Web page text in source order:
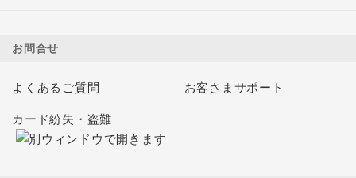
お問合せ
よくあるご質問 お客さまサポート
カード紛失・盗難